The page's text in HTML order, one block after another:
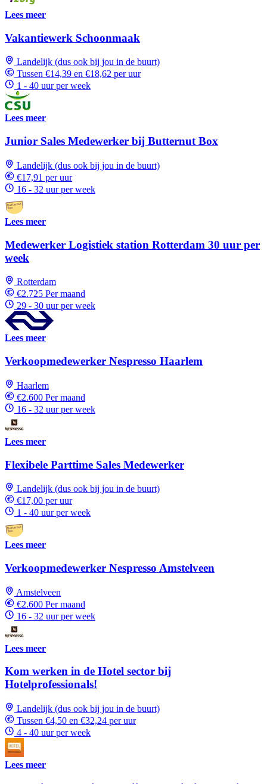
Lees meer
Vakantiewerk Schoonmaak
Landelijk (dus ook bij jou in de buurt)
Tussen €14,39 en €18,62 per uur
1 - 40 uur per week
Lees meer
Junior Sales Medewerker bij Butternut Box
Landelijk (dus ook bij jou in de buurt)
€17,91 per uur
16 - 32 uur per week
Lees meer
Medewerker Logistiek station Rotterdam 30 uur per
week
Rotterdam
€2.725 Per maand
29 - 30 uur per week
Lees meer
Verkoopmedewerker Nespresso Haarlem
Haarlem
€2.600 Per maand
16 - 32 uur per week
Lees meer
Flexibele Parttime Sales Medewerker
Landelijk (dus ook bij jou in de buurt)
€17,00 per uur
1 - 40 uur per week
Lees meer
Verkoopmedewerker Nespresso Amstelveen
Amstelveen
€2.600 Per maand
16 - 32 uur per week
Lees meer
Kom werken in de Hotel sector bij
Hotelprofessionals!
Landelijk (dus ook bij jou in de buurt)
Tussen €4,50 en €32,24 per uur
4 - 40 uur per week
Lees meer